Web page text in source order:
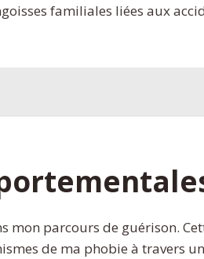
familiales liées aux
mon parcours de guérison.
de ma phobie à travers